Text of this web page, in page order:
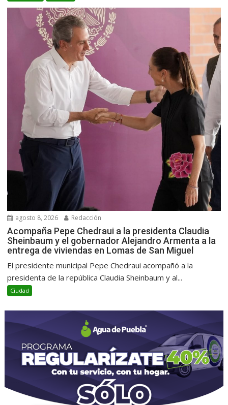
agosto 8, 2026 Redacción
Acompaña Pepe Chedraui a la presidenta Claudia
Sheinbaum y el gobernador Alejandro Armenta a la
entrega de viviendas en Lomas de San Miguel
El presidente municipal Pepe Chedraui acompañó a la
presidenta de la república Claudia Sheinbaum y al...
Ciudad